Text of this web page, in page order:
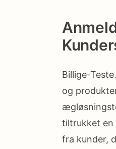
Billige-
og
tiltrukket en
fra kunder,